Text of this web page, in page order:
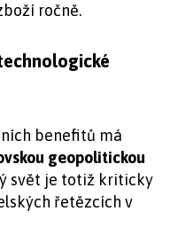
ročně.
benefitů má
geopolitickou
svět je totiž kriticky
řetězcích v